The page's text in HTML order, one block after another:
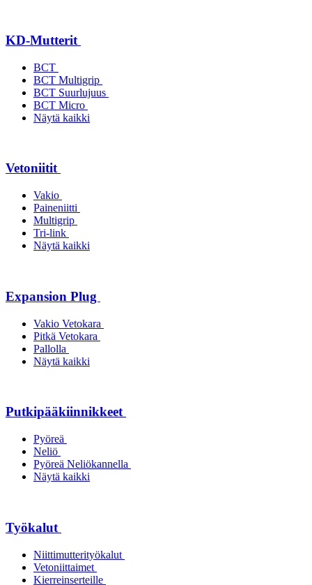
KD-Mutterit
BCT
BCT Multigrip
BCT Suurlujuus
BCT Micro
Näytä kaikki
Vetoniitit
Vakio
Paineniitti
Multigrip
Tri-link
Näytä kaikki
Expansion Plug
Vakio Vetokara
Pitkä Vetokara
Pallolla
Näytä kaikki
Putkipääkiinnikkeet
Pyöreä
Neliö
Pyöreä Neliökannella
Näytä kaikki
Työkalut
Niittimutterityökalut
Vetoniittaimet
Kierreinserteille